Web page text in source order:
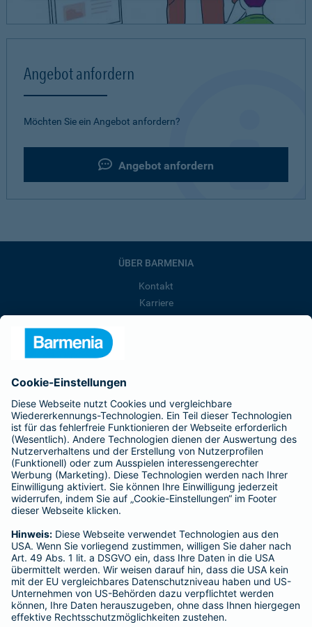
Angebot anfordern
Möchten Sie ein Angebot anfordern?
Angebot anfordern
ÜBER BARMENIA
Kontakt
Karriere
Presse
Barmenia ist Teil der BarmeniaGothaer
BELIEBTE SEITEN
Kranken-Zusatzversicherung
Tierversicherungen
Haftpflichtversicherung
Hausratversicherung
Adresse ändern
Schaden melden
Kilometerstandsmeldung
Serviceübersicht